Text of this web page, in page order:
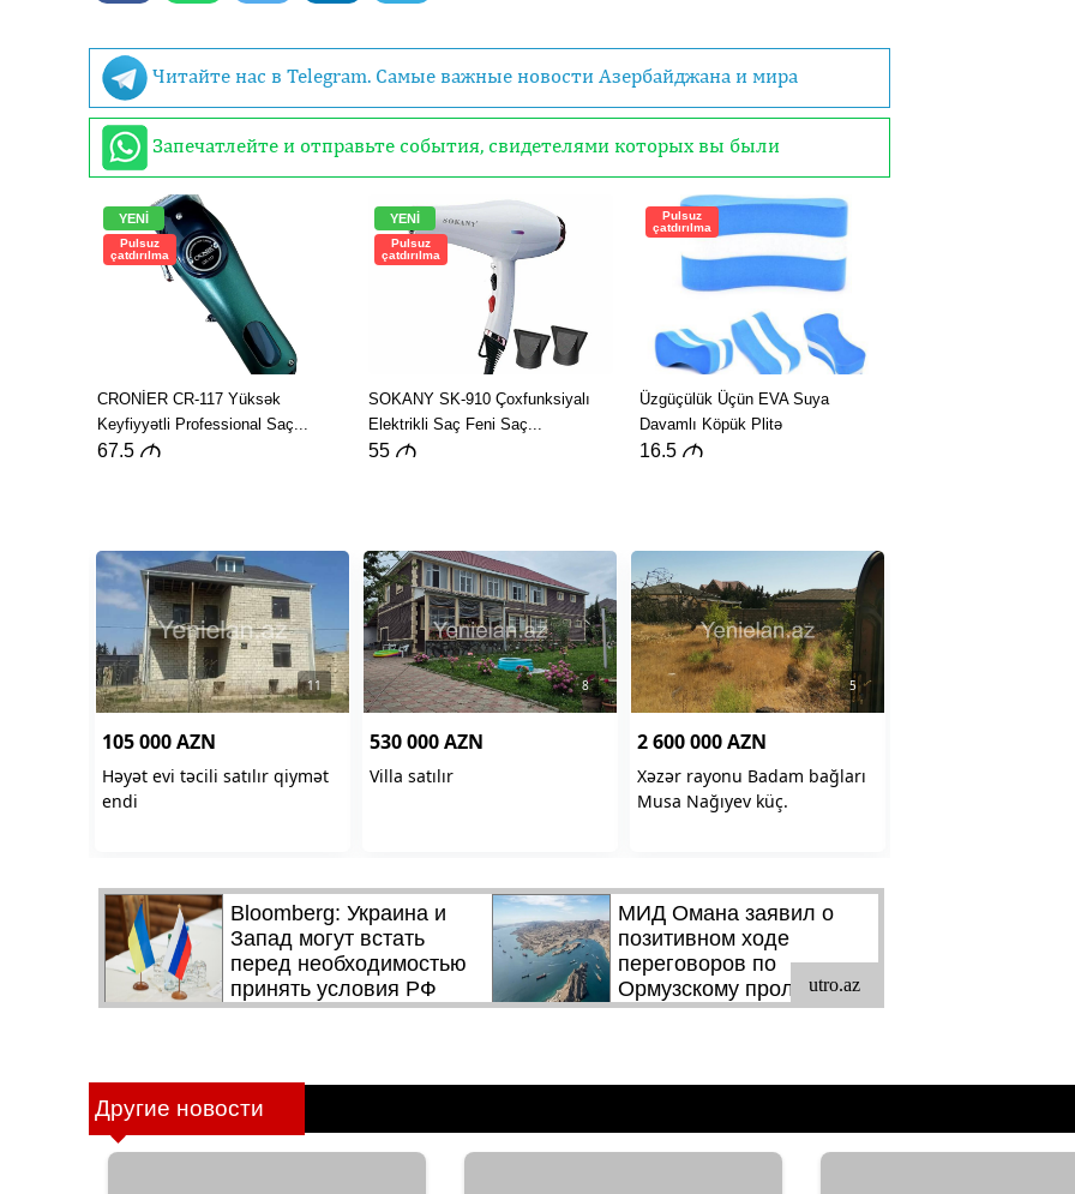
Читайте нас в Telegram. Самые важные новости Азербайджана и мира
Запечатлейте и отправьте события, свидетелями которых вы были
Другие новости